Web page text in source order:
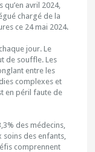
qu’en avril 2024,
chargé de la
ce 24 mai 2024.
jour. Le
de souffle. Les
entre les
complexes et
en péril faute de
des médecins,
soins des enfants,
comprennent